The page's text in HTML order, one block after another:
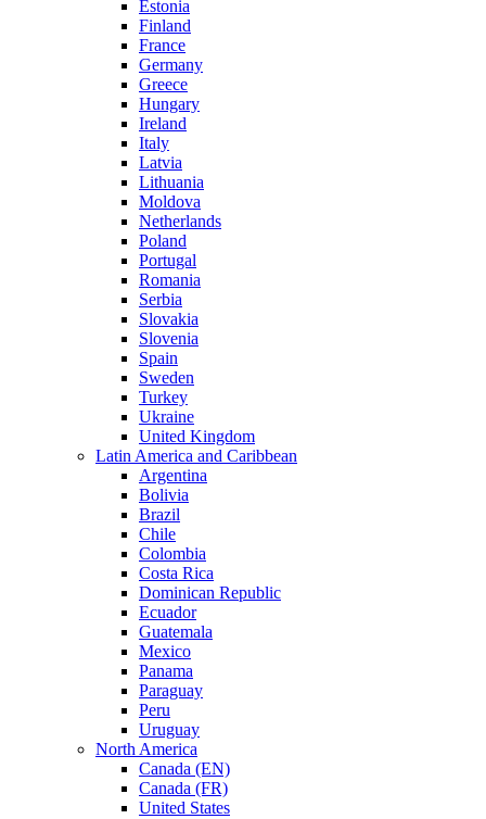
Estonia
Finland
France
Germany
Greece
Hungary
Ireland
Italy
Latvia
Lithuania
Moldova
Netherlands
Poland
Portugal
Romania
Serbia
Slovakia
Slovenia
Spain
Sweden
Turkey
Ukraine
United Kingdom
Latin America and Caribbean
Argentina
Bolivia
Brazil
Chile
Colombia
Costa Rica
Dominican Republic
Ecuador
Guatemala
Mexico
Panama
Paraguay
Peru
Uruguay
North America
Canada (EN)
Canada (FR)
United States